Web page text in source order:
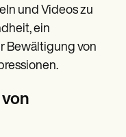
und Videos zu
ein
Bewältigung von